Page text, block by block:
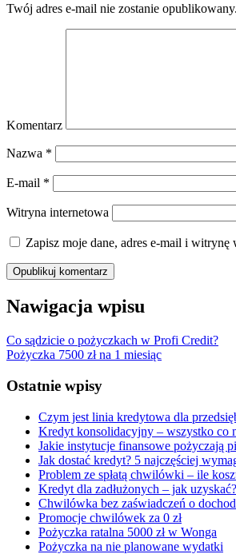
Twój adres e-mail nie zostanie opublikowany.
Komentarz
Nazwa *
E-mail *
Witryna internetowa
Zapisz moje dane, adres e-mail i witrynę
Nawigacja wpisu
Co sądzicie o pożyczkach w Profi Credit?
Pożyczka 7500 zł na 1 miesiąc
Ostatnie wpisy
Czym jest linia kredytowa dla
Kredyt konsolidacyjny – wszystko co
Jakie instytucje finansowe pożyczają
Jak dostać kredyt? 5 najczęściej
Problem ze spłatą chwilówki – ile
Kredyt dla zadłużonych – jak uzyskać?
Chwilówka bez zaświadczeń o
Promocje chwilówek za 0 zł
Pożyczka ratalna 5000 zł w Wonga
Pożyczka na nie planowane wydatki